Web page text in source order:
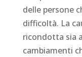
delle persone
difficoltà. La
ricondotta sia
cambiamenti